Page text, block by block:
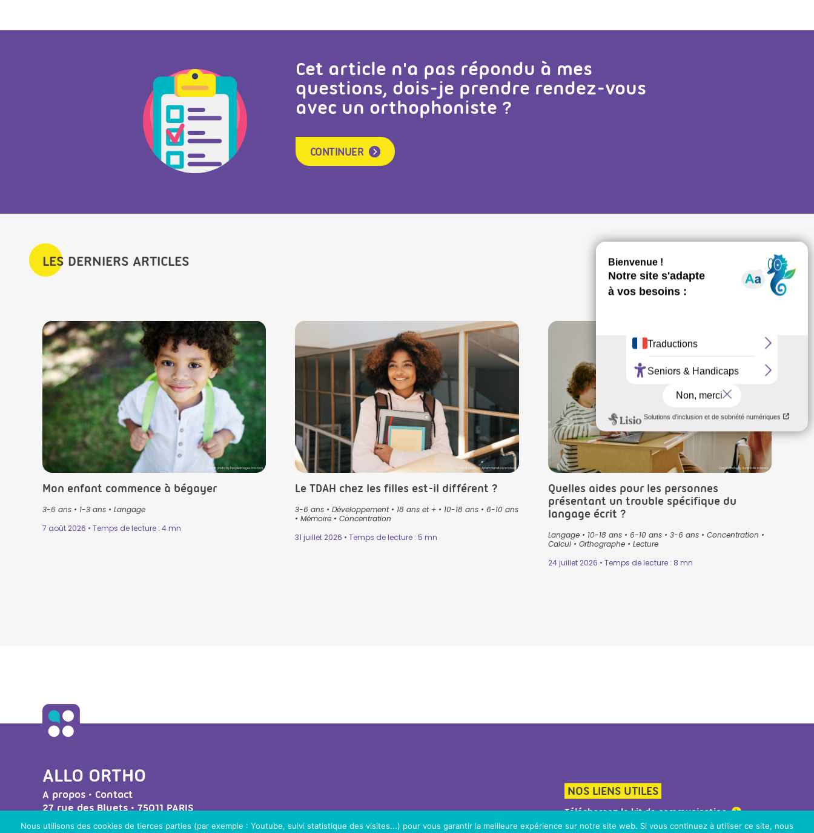
Cet article n'a pas répondu à mes
questions, dois-je prendre rendez-vous
avec un orthophoniste ?
CONTINUER
LES DERNIERS ARTICLES
Crédit photo by PeopleImages in Istock
Mon enfant commence à bégayer
3-6 ans• 1-3 ans• Langage
7 août 2026 • Temps de lecture : 4 mn
Crédit photo by Artem Varnitsin in Istock
Le TDAH chez les filles est-il différent ?
3-6 ans •Développement• 18 ans et + • 10-18 ans • 6-10 ans
•Mémoire •Concentration
31 juillet 2026 • Temps de lecture : 5 mn
Crédit Photo by AnnaStills in Istock
Quelles aides pour les personnes
présentant un trouble spécifique du
langage écrit ?
Langage• 10-18 ans• 6-10 ans• 3-6 ans• Concentration •
Calcul• Orthographe• Lecture
24 juillet 2026 • Temps de lecture : 8 mn
ALLO ORTHO
A propos• Contact
27 rue des Bluets • 75011 PARIS
Mentions légales
• Réalisé par
Post Scriptum
NOS LIENS UTILES
Téléchargez le kit de communication
Nous utilisons des cookies de tierces parties (par exemple : Youtube, suivi statistique des visites...) pour vous garantir la meilleure expérience sur notre site web. Si vous continuez à utiliser ce site, nous